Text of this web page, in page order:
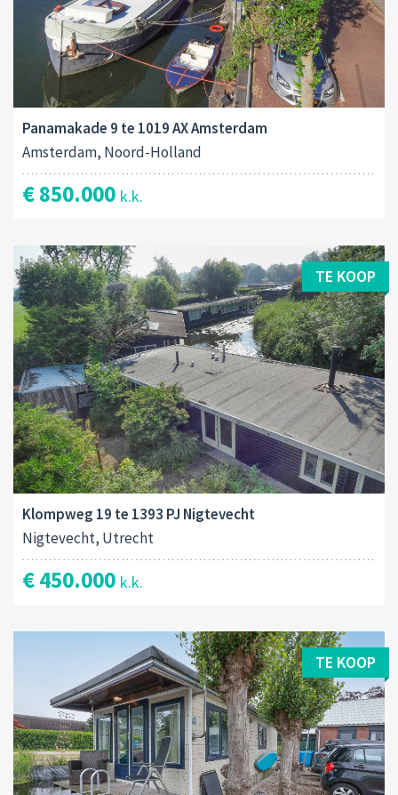
Panamakade 9 te 1019 AX Amsterdam
Amsterdam, Noord-Holland
€ 850.000 k.k.
TE KOOP
Klompweg 19 te 1393 PJ Nigtevecht
Nigtevecht, Utrecht
€ 450.000 k.k.
TE KOOP